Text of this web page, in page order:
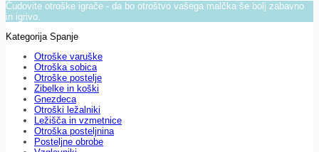
Čudovite otroške igrače - da bo otroštvo vašega malčka še bolj zabavno
in igrivo.
Kategorija Spanje
Otroške varuške
Otroška sobica
Otroške postelje
Zibelke in koški
Gnezdeca
Otroški ležalniki
Ležišča in vzmetnice
Otroška posteljnina
Posteljne obrobe